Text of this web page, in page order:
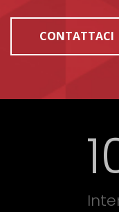
CONTATTACI